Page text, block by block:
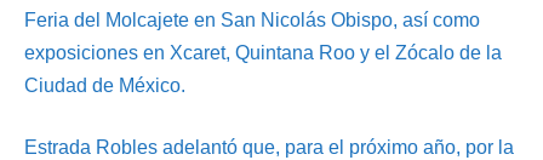
Feria del Molcajete en San Nicolás Obispo, así como
exposiciones en Xcaret, Quintana Roo y el Zócalo de la
Ciudad de México.
Estrada Robles adelantó que, para el próximo año, por la